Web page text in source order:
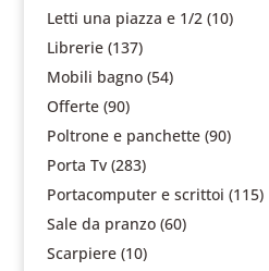
Letti una piazza e 1/2 (10)
Librerie (137)
Mobili bagno (54)
Offerte (90)
Poltrone e panchette (90)
Porta Tv (283)
Portacomputer e scrittoi (115)
Sale da pranzo (60)
Scarpiere (10)